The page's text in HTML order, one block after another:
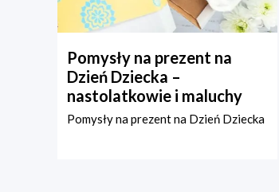
Pomysły na prezent na
Dzień Dziecka –
nastolatkowie i maluchy
Pomysły na prezent na Dzień Dziecka